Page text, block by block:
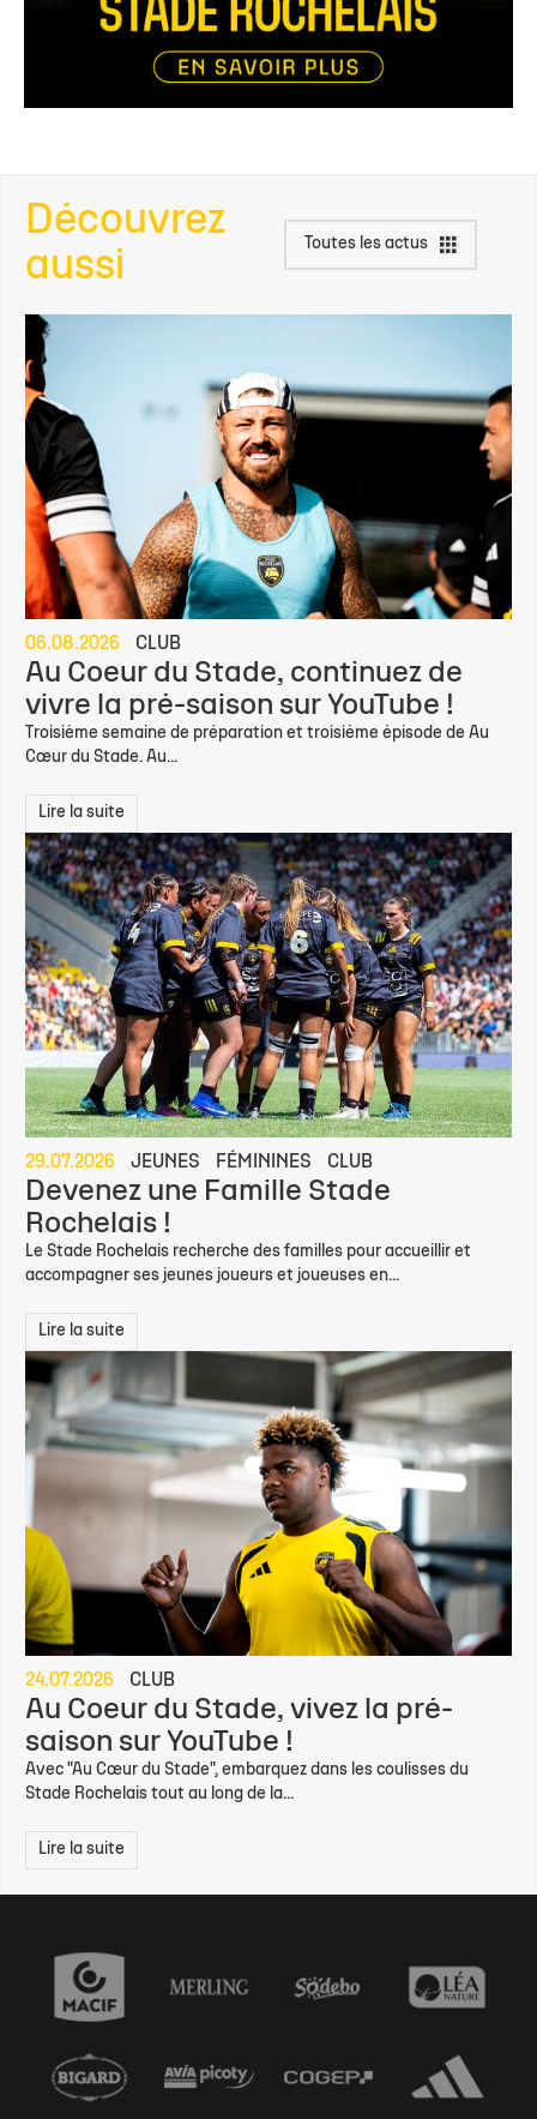
Découvrez
aussi
Toutes les actus
06.08.2026 CLUB
Au Coeur du Stade, continuez de
vivre la pré-saison sur YouTube !
Troisième semaine de préparation et troisième épisode de Au
Cœur du Stade. Au...
Lire la suite
29.07.2026 JEUNES FÉMININES CLUB
Devenez une Famille Stade
Rochelais !
Le Stade Rochelais recherche des familles pour accueillir et
accompagner ses jeunes joueurs et joueuses en...
Lire la suite
24.07.2026 CLUB
Au Coeur du Stade, vivez la pré-
saison sur YouTube !
Avec "Au Cœur du Stade", embarquez dans les coulisses du
Stade Rochelais tout au long de la...
Lire la suite